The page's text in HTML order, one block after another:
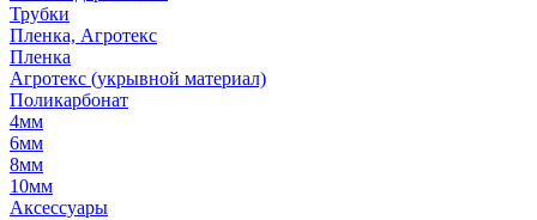
Трубки
Пленка, Агротекс
Пленка
Агротекс (укрывной материал)
Поликарбонат
4мм
6мм
8мм
10мм
Аксессуары